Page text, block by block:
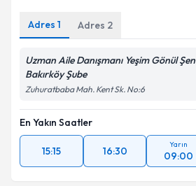
Adres 1 Adres 2
Uzman Aile Danışmanı Yeşim Gönül Şen
Bakırköy Şube
Zuhuratbaba Mah. Kent Sk. No:6
En Yakın Saatler
15:15 16:30
Yarın
09:00